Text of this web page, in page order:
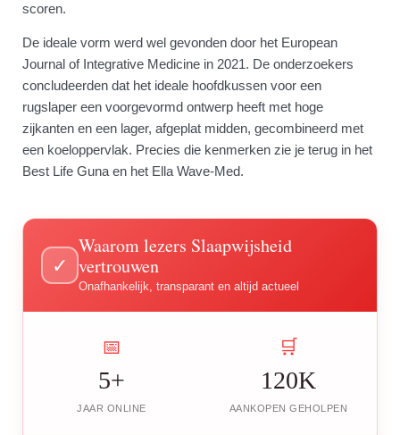
scoren.
De ideale vorm werd wel gevonden door het European
Journal of Integrative Medicine in 2021. De onderzoekers
concludeerden dat het ideale hoofdkussen voor een
rugslaper een voorgevormd ontwerp heeft met hoge
zijkanten en een lager, afgeplat midden, gecombineerd met
een koeloppervlak. Precies die kenmerken zie je terug in het
Best Life Guna en het Ella Wave-Med.
✓
Waarom lezers Slaapwijsheid
vertrouwen
Onafhankelijk, transparant en altijd actueel
📅
5+
JAAR ONLINE
🛒
120K
AANKOPEN GEHOLPEN